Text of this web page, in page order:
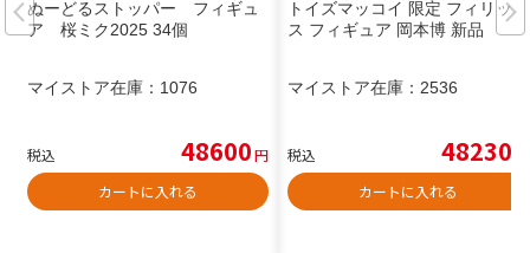
ぬーどるストッパー フィギュ
ア 桜ミク2025 34個
マイストア在庫： 1076
税込 48600円
カートに入れる
トイズマッコイ 限定 フィリック
ス フィギュア 岡本博 新品
マイストア在庫： 2536
税込 48230
カートに入れる